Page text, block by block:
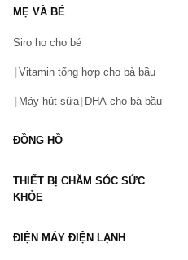
Vấn đề(*)
MẸ VÀ BÉ
Siro ho cho bé
Vitamin tổng hợp cho bà bầu
Máy hút sữa DHA cho bà bầu
ĐỒNG HỒ
THIẾT BỊ CHĂM SÓC SỨC
KHỎE
ĐIỆN MÁY ĐIỆN LẠNH